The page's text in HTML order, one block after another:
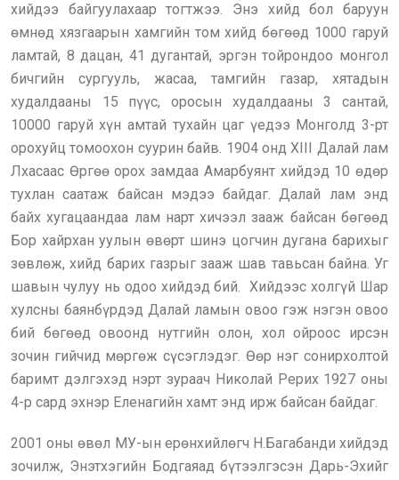
хийдээ байгуулахаар тогтжээ. Энэ хийд бол баруун
өмнөд хязгаарын хамгийн том хийд бөгөөд 1000 гаруй
ламтай, 8 дацан, 41 дугантай, эргэн тойрондоо монгол
бичгийн сургууль, жасаа, тамгийн газар, хятадын
худалдааны 15 пүүс, оросын худалдааны 3 сантай,
10000 гаруй хүн амтай тухайн цаг үедээ Монголд 3-рт
орохуйц томоохон суурин байв. 1904 онд XIII Далай лам
Лхасаас Өргөө орох замдаа Амарбуянт хийдэд 10 өдөр
тухлан саатаж байсан мэдээ байдаг. Далай лам энд
байх хугацаандаа лам нарт хичээл зааж байсан бөгөөд
Бор хайрхан уулын өвөрт шинэ цогчин дугана барихыг
зөвлөж, хийд барих газрыг зааж шав тавьсан байна. Уг
шавын чулуу нь одоо хийдэд бий. Хийдээс холгүй Шар
хулсны баянбүрдэд Далай ламын овоо гэж нэгэн овоо
бий бөгөөд овоонд нутгийн олон, хол ойроос ирсэн
зочин гийчид мөргөж сүсэглэдэг. Өөр нэг сонирхолтой
баримт дэлгэхэд нэрт зураач Николай Рерих 1927 оны
4-р сард эхнэр Еленагийн хамт энд ирж байсан байдаг.
2001 оны өвөл МУ-ын ерөнхийлөгч Н.Багабанди хийдэд
зочилж, Энэтхэгийн Бодгаяад бүтээлгэсэн Дарь-Эхийг